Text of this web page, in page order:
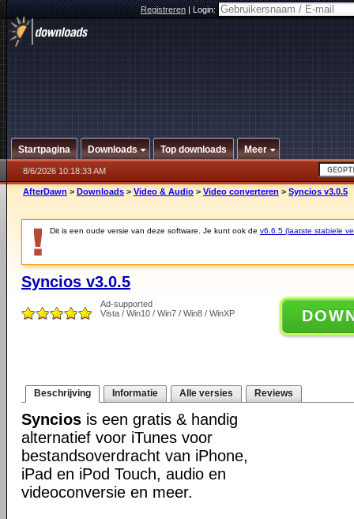
Registreren|Login:
Startpagina Downloads Top downloads Meer
8/6/2026 10:18:33 AM
AfterDawn > Downloads > Video & Audio > Video converteren > Syncios v3.0.5
Dit is een oude versie van deze software. Je kunt ook de v6.6.5 (laatste stabiele
Syncios v3.0.5
Ad-supported
Vista / Win10 / Win7 / Win8 / WinXP
Beschrijving Informatie Alle versies Reviews
Syncios is een gratis & handig
alternatief voor iTunes voor
bestandsoverdracht van iPhone,
iPad en iPod Touch, audio en
videoconversie en meer.